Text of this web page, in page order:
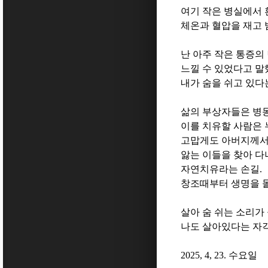
여기 작은 병실에서
체온과 혈압을 재고
난 아주 작은 통증의
느낄 수 있었다고 말
내가 숨을 쉬고 있다
삶의 부상자들은 병
이를 치유할 사람은
고맙게도 아버지께
앓는 이들을 찾아 다
자연치유라는 손길.
창조때부터 생명을
살아 숨 쉬는 소리가
나도 살아있다는 자
2025, 4, 23. 수요일